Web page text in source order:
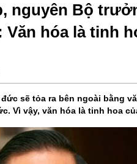
nguyên Bộ
Văn hóa là tinh
sẽ tỏa ra bên ngoài bằng
Vì vậy, văn hóa là tinh hoa